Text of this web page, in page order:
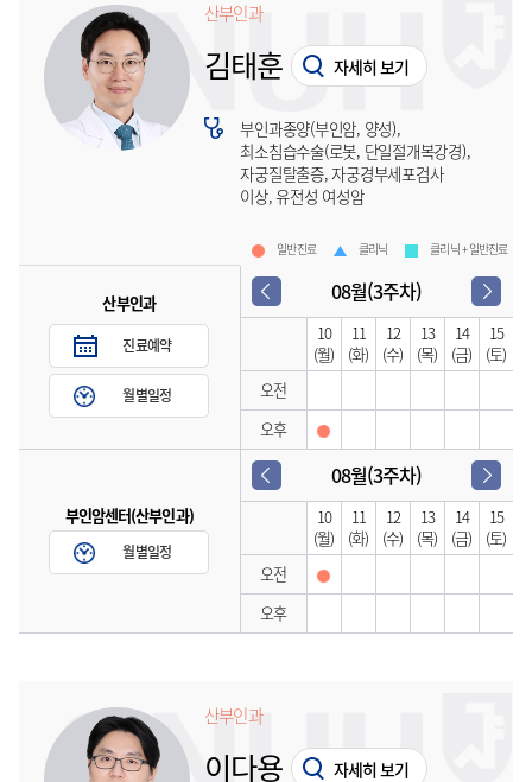
산부인과
김태훈 자세히 보기
부인과종양(부인암, 양성),
최소침습수술(로봇, 단일절개복강경),
자궁질탈출증, 자궁경부세포검사
이상, 유전성 여성암
일반진료 클리닉 클리닉 + 일반진료
산부인과
진료예약
월별일정
08월(3주차)
10
(월)
11
(화)
12
(수)
13
(목)
14
(금)
15
(토)
오전
오후
부인암센터(산부인과)
월별일정
08월(3주차)
10
(월)
11
(화)
12
(수)
13
(목)
14
(금)
15
(토)
오전
오후
산부인과
이다용 자세히 보기